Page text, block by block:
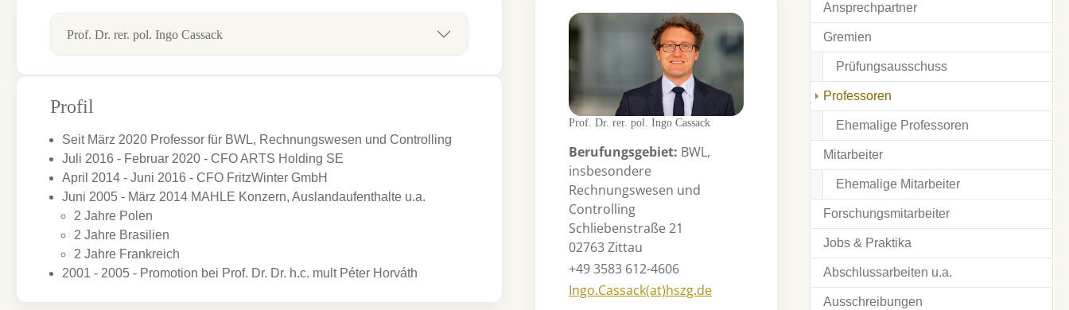
Prof. Dr. rer. pol. Ingo Cassack
Profil
Seit März 2020 Professor für BWL, Rechnungswesen und Controlling
Juli 2016 - Februar 2020 - CFO ARTS Holding SE
April 2014 - Juni 2016 - CFO FritzWinter GmbH
Juni 2005 - März 2014 MAHLE Konzern, Auslandaufenthalte u.a.
2 Jahre Polen
2 Jahre Brasilien
2 Jahre Frankreich
2001 - 2005 - Promotion bei Prof. Dr. Dr. h.c. mult Péter Horváth
Prof. Dr. rer. pol. Ingo Cassack
Berufungsgebiet: BWL,
insbesondere
Rechnungswesen und
Controlling
Schliebenstraße 21
02763 Zittau
+49 3583 612-4606
Ingo.Cassack(at)hszg.de
Ansprechpartner
Gremien
Prüfungsausschuss
Professoren
Ehemalige Professoren
Mitarbeiter
Ehemalige Mitarbeiter
Forschungsmitarbeiter
Jobs & Praktika
Abschlussarbeiten u.a.
Ausschreibungen